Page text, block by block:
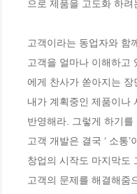
으로 제품을 고도화 하
고객이라는 동업자와 함
고객을 얼마나 이해하고
에게 찬사가 쏟아지는
내가 계획중인 제품이나
반영해라. 그렇게 하기를
고객 개발은 결국 ‘ 소통’
창업의 시작도 마지막도
고객의 문제를 해결해줌